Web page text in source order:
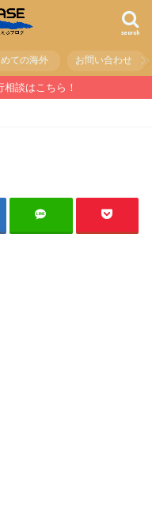
search
ての海外 お問い合わせ
談はこちら！